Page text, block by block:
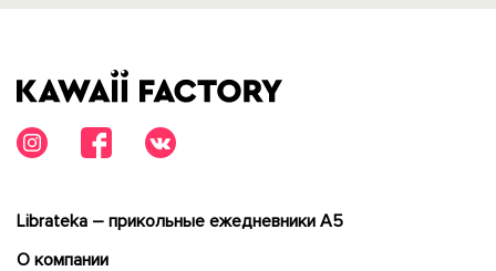
Librateka – прикольные ежедневники А5
О компании